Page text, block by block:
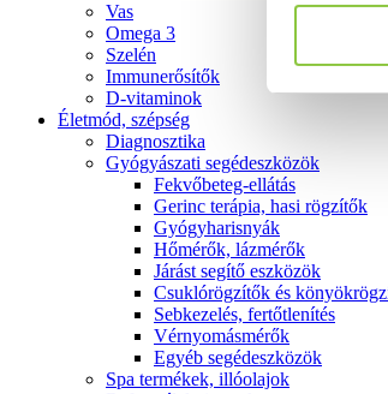
Vas
Omega 3
Szelén
Immunerősítők
D-vitaminok
Életmód, szépség
Diagnosztika
Gyógyászati segédeszközök
Fekvőbeteg-ellátás
Gerinc terápia, hasi rögzítők
Gyógyharisnyák
Hőmérők, lázmérők
Járást segítő eszközök
Csuklórögzítők és
Sebkezelés, fertőtlenítés
Vérnyomásmérők
Egyéb segédeszközök
Spa termékek, illóolajok